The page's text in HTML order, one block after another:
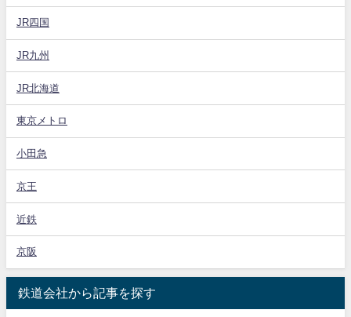
JR四国
JR九州
JR北海道
東京メトロ
小田急
京王
近鉄
京阪
鉄道会社から記事を探す